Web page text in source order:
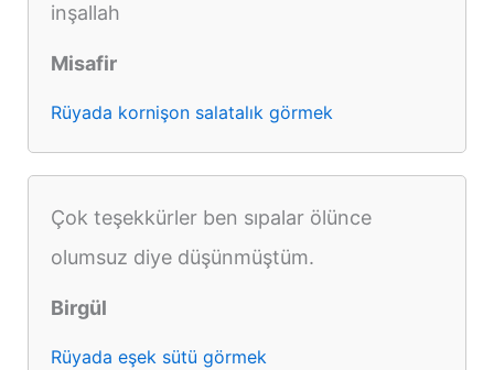
inşallah
Misafir
Rüyada kornişon salatalık görmek
Çok teşekkürler ben sıpalar ölünce
olumsuz diye düşünmüştüm.
Birgül
Rüyada eşek sütü görmek